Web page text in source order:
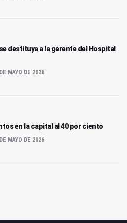
destituya a la gerente del Hospital
MAYO DE 2026
en la capital al 40 por ciento
MAYO DE 2026